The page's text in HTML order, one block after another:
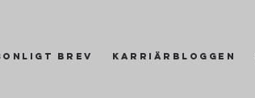
brev Karriärbloggen